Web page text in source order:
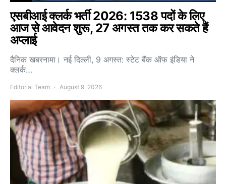
एसबीआई क्लर्क भर्ती 2026: 1538 पदों के लिए
आज से आवेदन शुरू, 27 अगस्त तक कर सकते हैं
अप्लाई
दैनिक खबरनामा। नई दिल्ली, 9 अगस्त: स्टेट बैंक ऑफ इंडिया ने
क्लर्क…
Editorial Team August 9, 2026